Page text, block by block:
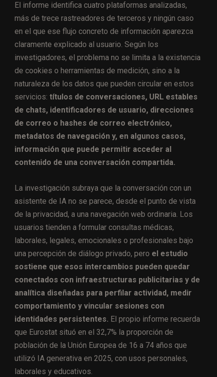
El informe identifica cuatro plataformas analizadas,
más de trece rastreadores de terceros y ningún caso
en el que ese flujo concreto de información aparezca
claramente explicado al usuario. Según los
investigadores, el problema no se limita a la existencia
de cookies o herramientas de medición, sino a la
naturaleza de los datos que pueden circular en estos
servicios: títulos de conversaciones, URL estables
de chats, identificadores de usuario, direcciones
de correo o hashes de correo electrónico,
metadatos de navegación y, en algunos casos,
información que puede permitir acceder al
contenido de una conversación compartida.
La investigación subraya que la conversación con un
asistente de IA no se parece, desde el punto de vista
de la privacidad, a una navegación web ordinaria. Los
usuarios tienden a formular consultas médicas,
laborales, legales, emocionales o profesionales bajo
una percepción de diálogo privado, pero el estudio
sostiene que esos intercambios pueden quedar
conectados con infraestructuras publicitarias y de
analítica diseñadas para perfilar actividad, medir
comportamiento y vincular sesiones con
identidades persistentes. El propio informe recuerda
que Eurostat situó en el 32,7% la proporción de
población de la Unión Europea de 16 a 74 años que
utilizó IA generativa en 2025, con usos personales,
laborales y educativos.